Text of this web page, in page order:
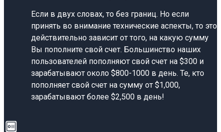
Если в двух словах, то без границ. Но если
принять во внимание технические аспекты, то это
действительно зависит от того, на какую сумму
Вы пополните свой счет. Большинство наших
пользователей пополняют свой счет на $300 и
зарабатывают около $800-1000 в день. Те, кто
пополняет свой счет на сумму от $1,000,
зарабатывают более $2,500 в день!